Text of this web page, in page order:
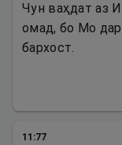
Чун ваҳдат аз
омад, бо Мо
бархост.
11 :77